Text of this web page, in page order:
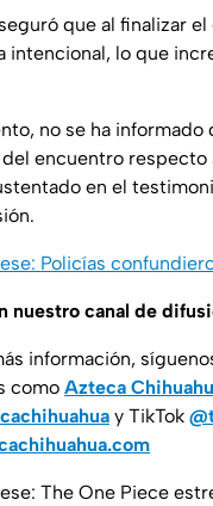
que al finalizar
intencional, lo que
no se ha
del encuentro respecto
en el
Policías
nuestro canal de
información,
como Azteca
y TikTok
The One Piece